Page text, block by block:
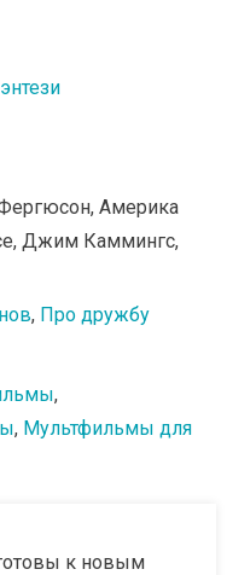
Америка
Джим Каммингс,
, Про дружбу
,
, Мультфильмы для
к новым